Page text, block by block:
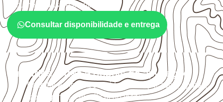
documentadas do painel.
Consultar disponibilidade e entrega
Cuidados antes e depois da aplicação
Escolha a medida considerando aplicação, apoios,
montagem e especificação técnica.